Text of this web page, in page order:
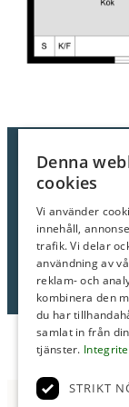
Fråga
Runt hörnet finns
Denna
cookies
Vi använder
innehåll,
trafik. Vi delar
användning av
reklam- och
kombinera den
du har
samlat in från
tjänster.
STRIKT